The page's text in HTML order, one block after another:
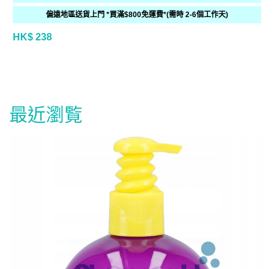
偏遠地區送貨上門 *買滿$800免運費*(需時 2-6個工作天)
HK$ 238
最近瀏覧